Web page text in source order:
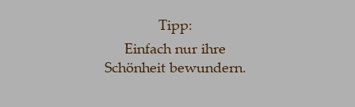
Tipp:
Einfach nur ihre
Schönheit bewundern.